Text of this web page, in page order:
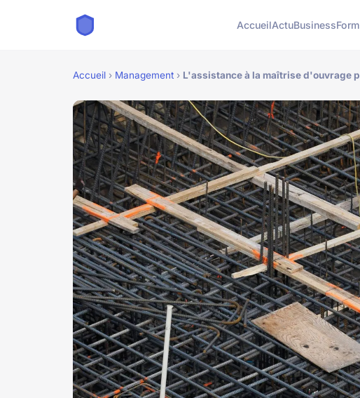
AccueilActuBusiness
Accueil › Management › L'assistance à la maîtrise d'ouvrage